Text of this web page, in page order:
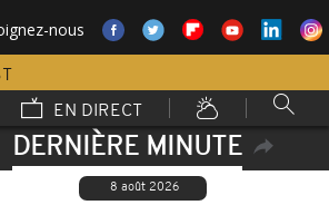
nous
EN DIRECT
DERNIÈRE MINUTE
8 août 2026